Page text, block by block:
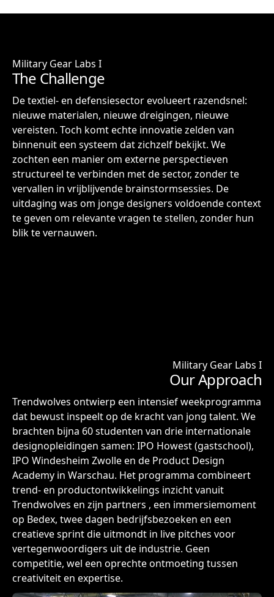
Military Gear Labs I
The Challenge
De textiel- en defensiesector evolueert razendsnel:
nieuwe materialen, nieuwe dreigingen, nieuwe
vereisten. Toch komt echte innovatie zelden van
binnenuit een systeem dat zichzelf bekijkt. We
zochten een manier om externe perspectieven
structureel te verbinden met de sector, zonder te
vervallen in vrijblijvende brainstormsessies. De
uitdaging was om jonge designers voldoende context
te geven om relevante vragen te stellen, zonder hun
blik te vernauwen.
Military Gear Labs I
Our Approach
Trendwolves ontwierp een intensief weekprogramma
dat bewust inspeelt op de kracht van jong talent. We
brachten bijna 60 studenten van drie internationale
designopleidingen samen: IPO Howest (gastschool),
IPO Windesheim Zwolle en de Product Design
Academy in Warschau. Het programma combineert
trend- en productontwikkelings inzicht vanuit
Trendwolves en zijn partners , een immersiemoment
op Bedex, twee dagen bedrijfsbezoeken en een
creatieve sprint die uitmondt in live pitches voor
vertegenwoordigers uit de industrie. Geen
competitie, wel een oprechte ontmoeting tussen
creativiteit en expertise.